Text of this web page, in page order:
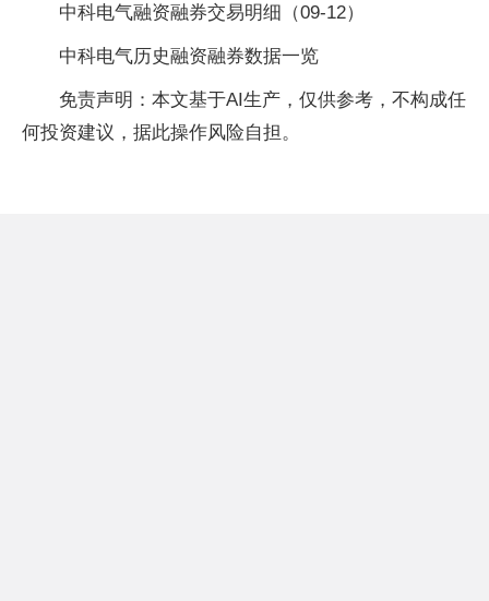
中科电气融资融券交易明细（09-12）
中科电气历史融资融券数据一览
免责声明：本文基于AI生产，仅供参考，不构成任
何投资建议，据此操作风险自担。